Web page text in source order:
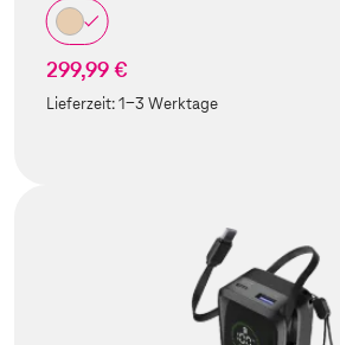
299,99 €
Lieferzeit:1-3 Werktage